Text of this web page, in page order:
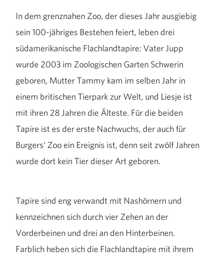
In dem grenznahen Zoo, der dieses Jahr ausgiebig
sein 100-jähriges Bestehen feiert, leben drei
südamerikanische Flachlandtapire: Vater Jupp
wurde 2003 im Zoologischen Garten Schwerin
geboren, Mutter Tammy kam im selben Jahr in
einem britischen Tierpark zur Welt, und Liesje ist
mit ihren 28 Jahren die Älteste. Für die beiden
Tapire ist es der erste Nachwuchs, der auch für
Burgers‘ Zoo ein Ereignis ist, denn seit zwölf Jahren
wurde dort kein Tier dieser Art geboren.
Tapire sind eng verwandt mit Nashörnern und
kennzeichnen sich durch vier Zehen an der
Vorderbeinen und drei an den Hinterbeinen.
Farblich heben sich die Flachlandtapire mit ihrem